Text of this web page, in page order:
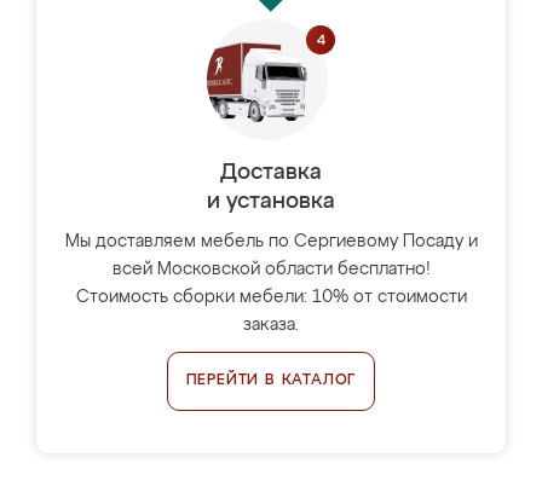
Доставка
и установка
Мы доставляем мебель по Сергиевому Посаду и
всей Московской области бесплатно!
Стоимость сборки мебели: 10% от стоимости
заказа.
ПЕРЕЙТИ В КАТАЛОГ